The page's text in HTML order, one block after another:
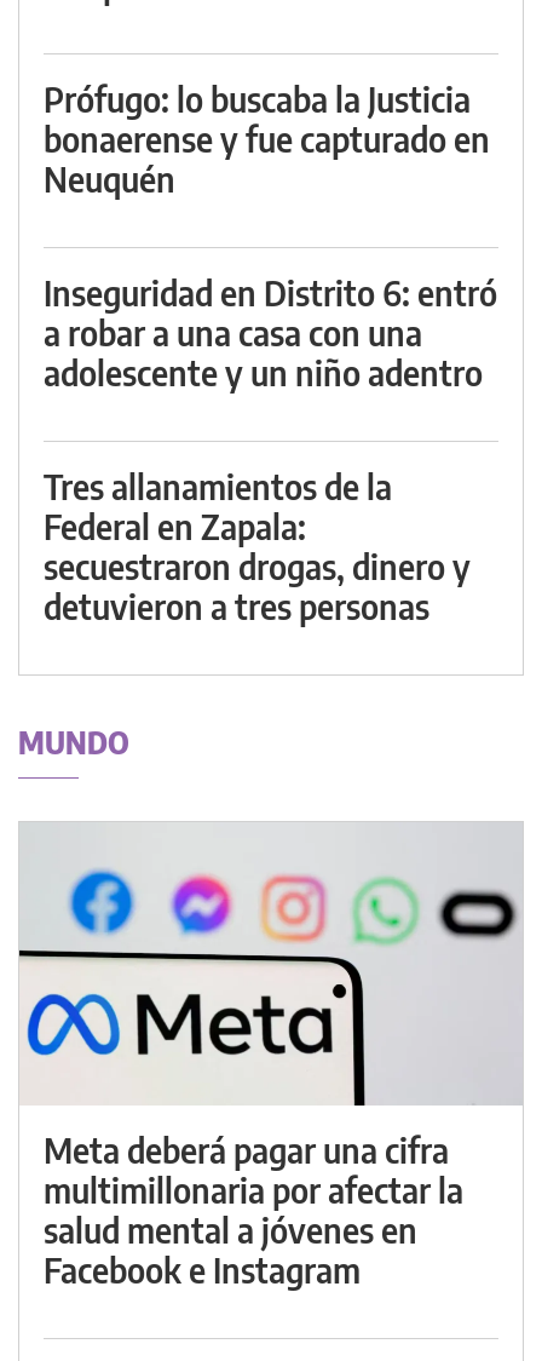
Prófugo: lo buscaba la Justicia
bonaerense y fue capturado en
Neuquén
Inseguridad en Distrito 6: entró
a robar a una casa con una
adolescente y un niño adentro
Tres allanamientos de la
Federal en Zapala:
secuestraron drogas, dinero y
detuvieron a tres personas
MUNDO
Meta deberá pagar una cifra
multimillonaria por afectar la
salud mental a jóvenes en
Facebook e Instagram